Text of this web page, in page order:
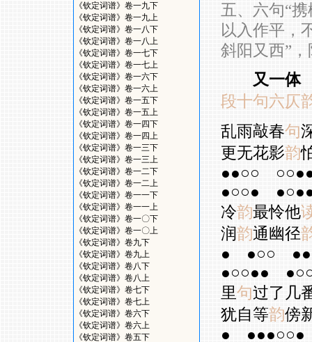
《钦定词谱》卷一九下
《钦定词谱》卷一九上
《钦定词谱》卷一八下
《钦定词谱》卷一八上
《钦定词谱》卷一七下
《钦定词谱》卷一七上
《钦定词谱》卷一六下
《钦定词谱》卷一六上
《钦定词谱》卷一五下
《钦定词谱》卷一五上
《钦定词谱》卷一四下
《钦定词谱》卷一四上
《钦定词谱》卷一三下
《钦定词谱》卷一三上
《钦定词谱》卷一二下
《钦定词谱》卷一二上
《钦定词谱》卷一一下
《钦定词谱》卷一一上
《钦定词谱》卷一〇下
《钦定词谱》卷一〇上
《钦定词谱》卷九下
《钦定词谱》卷九上
《钦定词谱》卷八下
《钦定词谱》卷八上
《钦定词谱》卷七下
《钦定词谱》卷七上
《钦定词谱》卷六下
《钦定词谱》卷六上
《钦定词谱》卷五下
五、六句“
以入作平，
斜阳又西”
又一体
段十句六仄
乱雨敲春句
更无花影韵
●●○○
●○○●
冷韵最怜他
润韵通幽径
●
●○○
●○○●●
里句过了几
犹自等韵傍
●
●●●○○●